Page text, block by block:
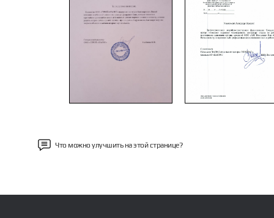
Что можно улучшить на этой странице?